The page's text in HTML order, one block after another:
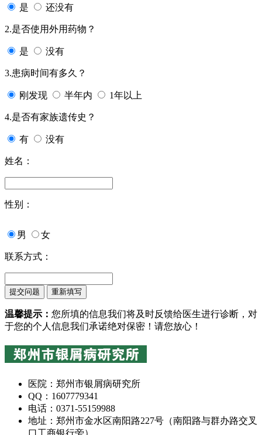
是 还没有
2.是否使用外用药物？
是 没有
3.患病时间有多久？
刚发现 半年内 1年以上
4.是否有家族遗传史？
有 没有
姓名：
性别：
男 女
联系方式：
温馨提示： 您所填的信息我们将及时反馈给医生进行诊断，对
于您的个人信息我们承诺绝对保密！请您放心！
医院：郑州市银屑病研究所
QQ：1607779341
电话：0371-55159988
地址：郑州市金水区南阳路227号（南阳路与群办路交叉
口工商银行旁）